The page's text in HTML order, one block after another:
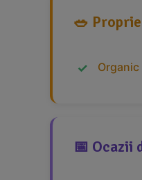
🥗
Organic
📅 Ocazii